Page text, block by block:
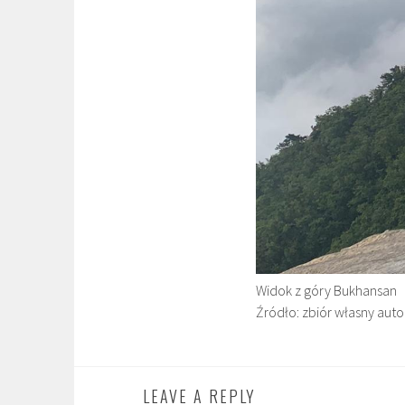
Widok z góry Bukhansan
Źródło: zbiór własny
LEAVE A REPLY